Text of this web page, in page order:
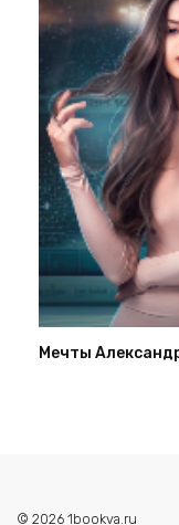
Мечты
© 2026 1bookva.ru